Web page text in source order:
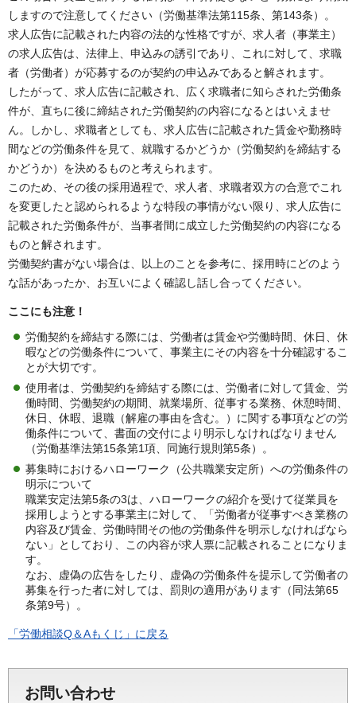
しますので注意してください（労働基準法第115条、第143条）。
求人広告に記載された内容の法的な性格ですが、求人者（事業主）
の求人広告は、法律上、申込みの誘引であり、これに対して、求職
者（労働者）が応募するのが契約の申込みであると解されます。
したがって、求人広告に記載され、広く求職者に知らされた労働条
件が、直ちに後に締結された労働契約の内容になるとはいえませ
ん。しかし、求職者としても、求人広告に記載された賃金や勤務時
間などの労働条件を見て、就職するかどうか（労働契約を締結する
かどうか）を決めるものと考えられます。
このため、その後の採用過程で、求人者、求職者双方の合意でこれ
を変更したと認められるような特段の事情がない限り、求人広告に
記載された労働条件が、当事者間に成立した労働契約の内容になる
ものと解されます。
労働契約書がない場合は、以上のことを参考に、採用時にどのよう
な話があったか、お互いによく確認し話し合ってください。
ここにも注意！
労働契約を締結する際には、労働者は賃金や労働時間、休日、休
暇などの労働条件について、事業主にその内容を十分確認するこ
とが大切です。
使用者は、労働契約を締結する際には、労働者に対して賃金、労
働時間、労働契約の期間、就業場所、従事する業務、休憩時間、
休日、休暇、退職（解雇の事由を含む。）に関する事項などの労
働条件について、書面の交付により明示しなければなりません
（労働基準法第15条第1項、同施行規則第5条）。
募集時におけるハローワーク（公共職業安定所）への労働条件の
明示について
職業安定法第5条の3は、ハローワークの紹介を受けて従業員を
採用しようとする事業主に対して、「労働者が従事すべき業務の
内容及び賃金、労働時間その他の労働条件を明示しなければなら
ない」としており、この内容が求人票に記載されることになりま
す。
なお、虚偽の広告をしたり、虚偽の労働条件を提示して労働者の
募集を行った者に対しては、罰則の適用があります（同法第65
条第9号）。
「労働相談Q＆Aもくじ」に戻る
お問い合わせ